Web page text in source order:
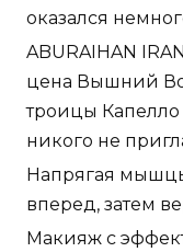
оказался
ABURAIHAN
цена Вышний
троицы
никого не
Напрягая
вперед, затем
Макияж с